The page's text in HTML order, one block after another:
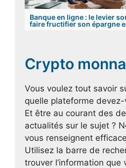
Banque en ligne : le levier
faire fructifier son épargne
Crypto
Vous voulez tout savoir
quelle plateforme
Et être au courant des
actualités sur le sujet ?
vous renseignent
Utilisez la barre de
trouver l’information que